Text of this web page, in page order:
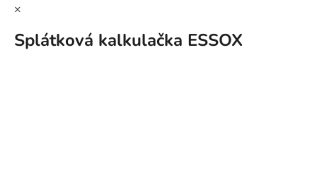
×
Splátková kalkulačka ESSOX